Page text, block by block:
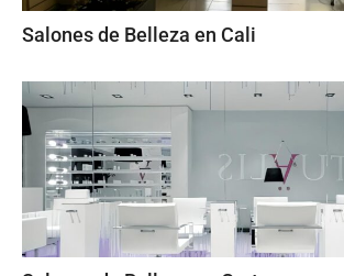
Salones de Belleza en Cali